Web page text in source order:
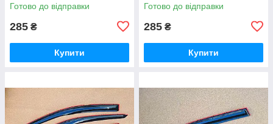
Готово до відправки
285 ₴
Купити
Готово до відправки
285 ₴
Купити